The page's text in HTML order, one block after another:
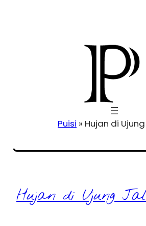
Puisi » Hujan di
Hujan di Ujung